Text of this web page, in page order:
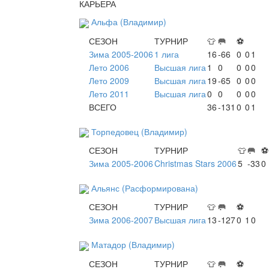
КАРЬЕРА
Альфа (Владимир)
СЕЗОН
ТУРНИР 👕 🥅
⚽
Зима 2005-2006 1 лига 16-66 0 0 1
Лето 2006
Высшая лига 1 0 0 00
Лето 2009
Высшая лига 19-65 0 00
Лето 2011
Высшая лига0 0 0 00
ВСЕГО
36-131 0 0 1
Торпедовец (Владимир)
СЕЗОН
ТУРНИР 👕🥅 ⚽
Зима 2005-2006Christmas Stars 20065 -330
Альянс (Расформирована)
СЕЗОН
ТУРНИР 👕 🥅
⚽
Зима 2006-2007Высшая лига13-1270 1 0
Матадор (Владимир)
СЕЗОН
ТУРНИР 👕 🥅 ⚽